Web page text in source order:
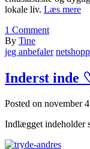
lokale liv. Læs mere
1 Comment
By Tine
jeg anbefaler
Inderst inde
Posted on november
Indlægget indeholder